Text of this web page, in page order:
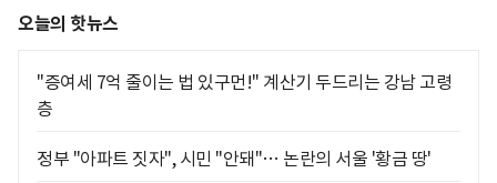
오늘의 핫뉴스
"증여세 7억 줄이는 법 있구먼!" 계산기 두드리는 강남 고령
층
정부 "아파트 짓자", 시민 "안돼"… 논란의 서울 '황금 땅'